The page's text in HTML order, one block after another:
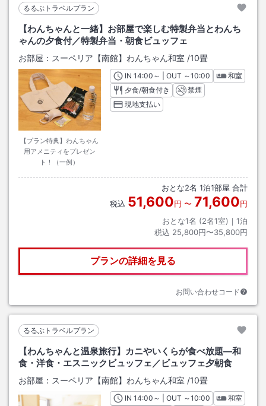
るるぶトラベルプラン
【わんちゃんと一緒】お部屋で楽しむ特製弁当とわんち
ゃんの夕食付／特製弁当・朝食ビュッフェ
お部屋： スーペリア【南館】わんちゃん和室 /10畳
【プラン特典】わんちゃん
用アメニティをプレゼン
ト！（一例）
INチェックイン
14:00 ～ | OUT チェックアウト
～10:00
和室
夕食/朝食付き
禁煙
現地支払い
おとな2名 1泊1部屋 合計
税込 51,600円 〜 71,600円
おとな1名 (2名1室)｜ 1泊
税込 25,800円〜35,800円
プランの詳細を見る
お問い合わせコード
るるぶトラベルプラン
【わんちゃんと温泉旅行】カニやいくらが食べ放題―和
食・洋食・エスニックビュッフェ／ビュッフェ夕朝食
お部屋： スーペリア【南館】わんちゃん和室 /10畳
INチェックイン
14:00 ～ | OUT チェックアウト
～10:00
和室